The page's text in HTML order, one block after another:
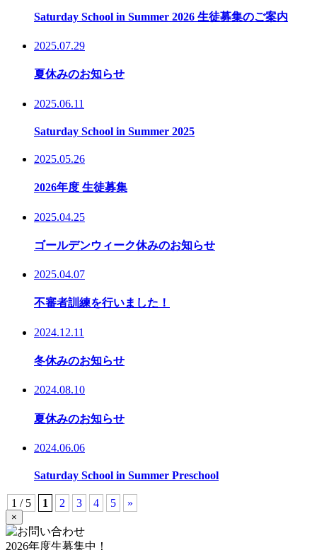
Saturday School in Summer 2026 生徒募集のご案内
2025.07.29
夏休みのお知らせ
2025.06.11
Saturday School in Summer 2025
2025.05.26
2026年度 生徒募集
2025.04.25
ゴールデンウィーク休みのお知らせ
2025.04.07
不審者訓練を行いました！
2024.12.11
冬休みのお知らせ
2024.08.10
夏休みのお知らせ
2024.06.06
Saturday School in Summer Preschool
1 / 5 1 2 3 4 5 »
×
2026年度生募集中！